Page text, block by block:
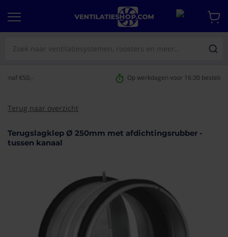
Op werkdagen voor 16:30 besteld,morgen geleverd
Terug naar overzicht
Terugslagklep Ø 250mm met afdichtingsrubber -
tussen kanaal
het
van de